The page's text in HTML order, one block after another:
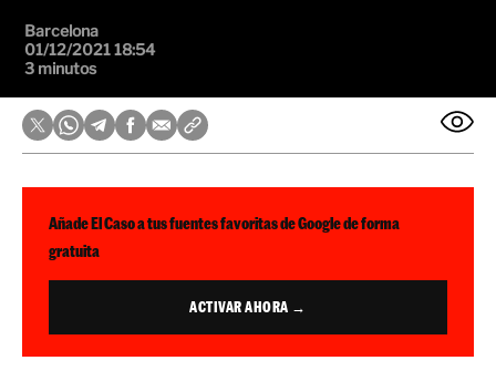
Barcelona
01/12/2021 18:54
3 minutos
Añade El Caso a tus fuentes favoritas de Google de forma
gratuita
ACTIVAR AHORA →